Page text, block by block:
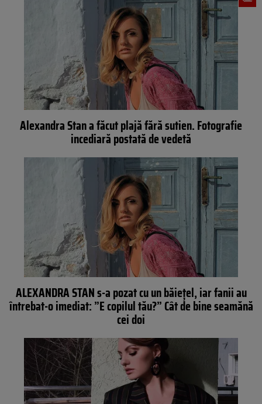
Alexandra Stan a făcut plajă fără sutien. Fotografie
incediară postată de vedetă
ALEXANDRA STAN s-a pozat cu un băieţel, iar fanii au
întrebat-o imediat: ”E copilul tău?” Cât de bine seamănă
cei doi